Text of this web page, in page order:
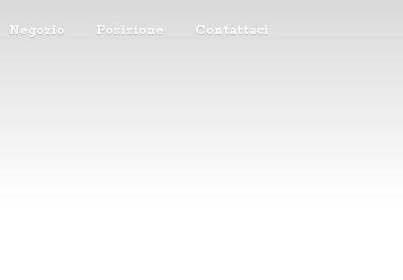
Negozio Posizione Contattaci